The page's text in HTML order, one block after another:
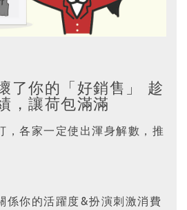
了你的「好銷售」 趁
，讓荷包滿滿
，各家一定使出渾身解數，推
係你的活躍度&扮演刺激消費